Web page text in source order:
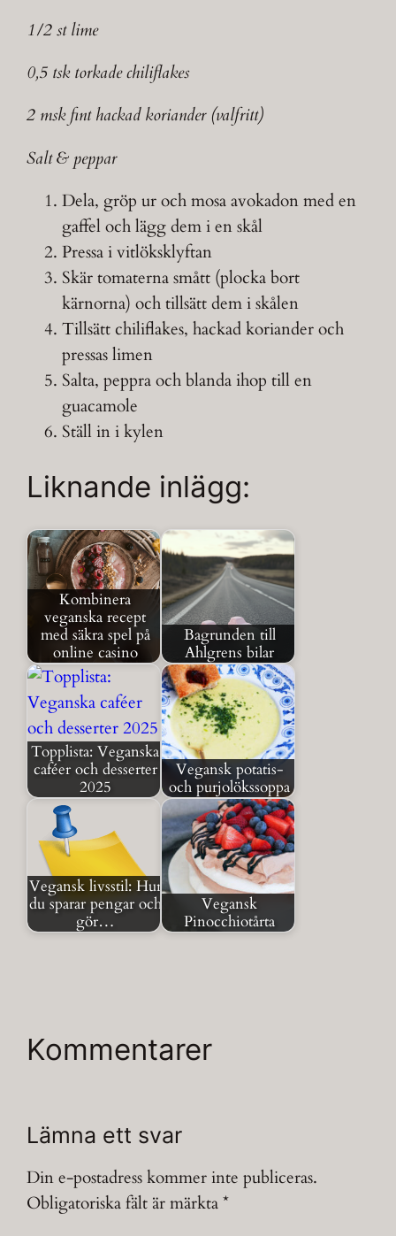
1/2 st lime
0,5 tsk torkade chiliflakes
2 msk fint hackad koriander (valfritt)
Salt & peppar
Dela, gröp ur och mosa avokadon med en
gaffel och lägg dem i en skål
Pressa i vitlöksklyftan
Skär tomaterna smått (plocka bort
kärnorna) och tillsätt dem i skålen
Tillsätt chiliflakes, hackad koriander och
pressas limen
Salta, peppra och blanda ihop till en
guacamole
Ställ in i kylen
Liknande inlägg:
Kombinera
veganska recept
med säkra spel på
online casino
Bagrunden till
Ahlgrens bilar
Topplista: Veganska
caféer och desserter
2025
Vegansk potatis-
och purjolökssoppa
Vegansk livsstil: Hur
du sparar pengar och
gör…
Vegansk
Pinocchiotårta
Kommentarer
Lämna ett svar
Din e-postadress kommer inte publiceras.
Obligatoriska fält är märkta*